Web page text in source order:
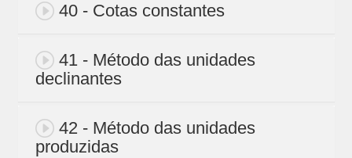
40 - Cotas constantes
41 - Método das unidades
declinantes
42 - Método das unidades
produzidas